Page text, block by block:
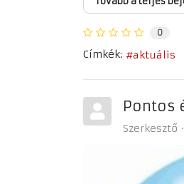
0
Címkék:
aktuális
Pontos
Szerkesztő